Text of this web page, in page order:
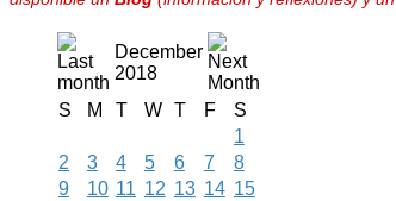
December
2018
S
M T W T F
S
1
2
3 4 5 6 7
8
9
10 11 12 13 14 15